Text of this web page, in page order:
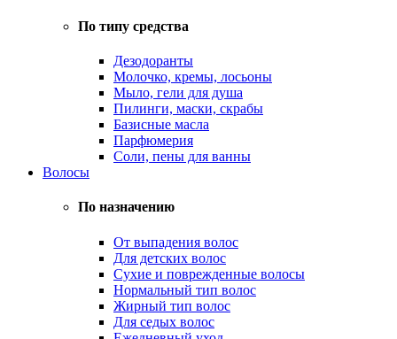
По типу средства
Дезодоранты
Молочко, кремы, лосьоны
Мыло, гели для душа
Пилинги, маски, скрабы
Базисные масла
Парфюмерия
Соли, пены для ванны
Волосы
По назначению
От выпадения волос
Для детских волос
Сухие и поврежденные волосы
Нормальный тип волос
Жирный тип волос
Для седых волос